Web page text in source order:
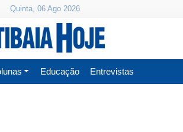
Quinta, 06 Ago 2026
Educação Entrevistas